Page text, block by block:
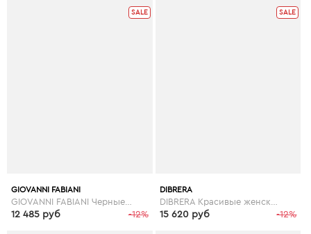
SALE
GIOVANNI FABIANI
-12%
12 485 руб
SALE
DIBRERA
-12%
15 620 руб